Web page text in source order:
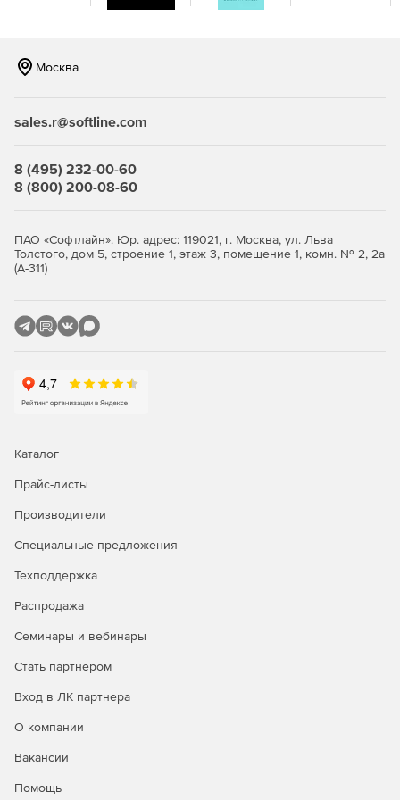
Центральное аудиторское представление
Разрешение на предоставление доступа на основе
Москва
sales.r@softline.com
8 (495) 232-00-60
8 (800) 200-08-60
ПАО «Софтлайн». Юр. адрес: 119021, г. Москва, ул. Льва
Толстого, дом 5, строение 1, этаж 3, помещение 1, комн. № 2, 2а
(А-311)
Каталог
Прайс-листы
Производители
Специальные предложения
Техподдержка
Распродажа
Семинары и вебинары
Стать партнером
Вход в ЛК партнера
О компании
Вакансии
Помощь